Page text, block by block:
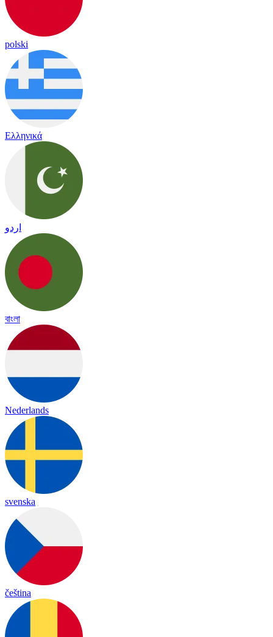
polski
Ελληνικά
اردو
বাংলা
Nederlands
svenska
čeština